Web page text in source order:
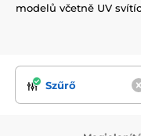
modelů včetně UV
Szűrő